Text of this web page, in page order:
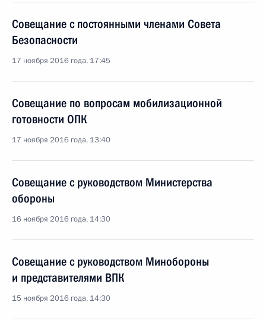
Совещание с постоянными членами Совета
Безопасности
17 ноября 2016 года, 17:45
Совещание по вопросам мобилизационной
готовности ОПК
17 ноября 2016 года, 13:40
Совещание с руководством Министерства
обороны
16 ноября 2016 года, 14:30
Совещание с руководством Минобороны
и представителями ВПК
15 ноября 2016 года, 14:30